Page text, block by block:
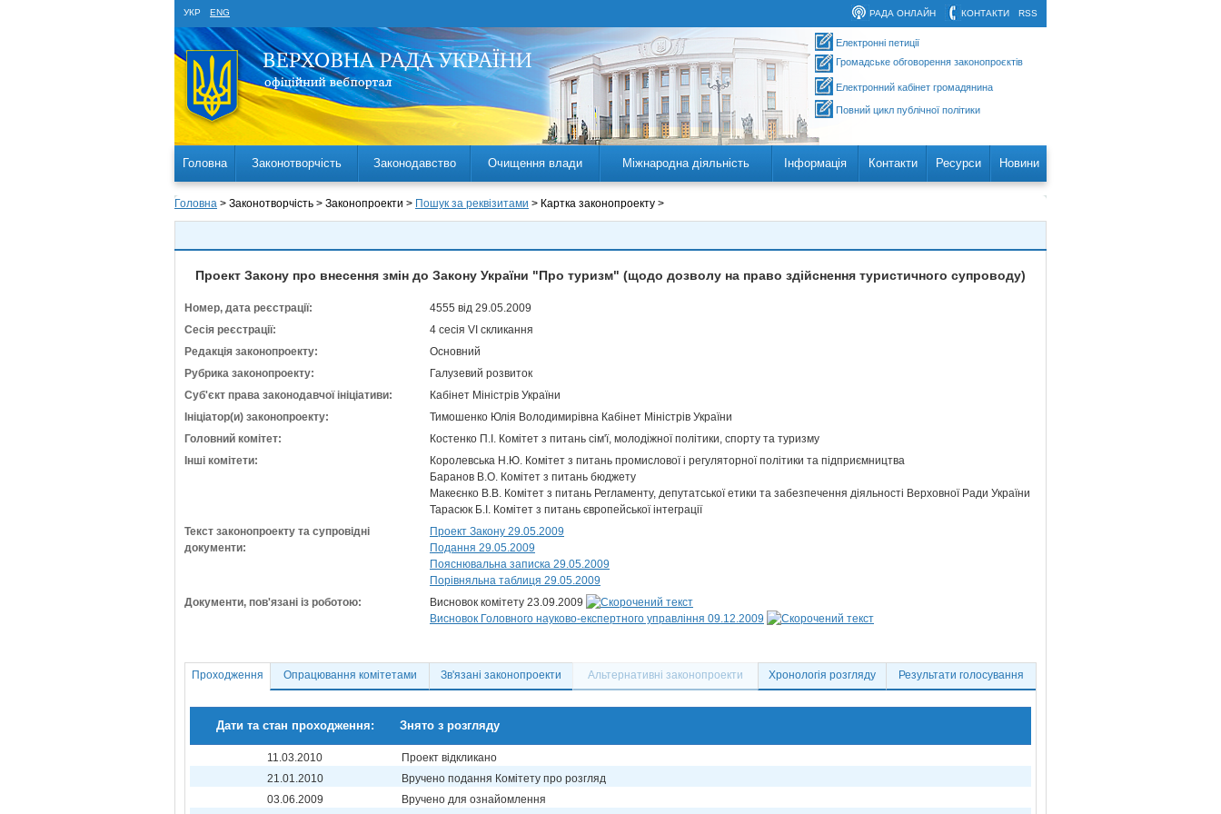
УКР ENG RSS
КОНТАКТИ
РАДА ОНЛАЙН
Електронні петиції
Громадське обговорення законопроєктів
Електронний кабінет громадянина
Повний цикл публічної політики
Головна Законотворчість Законодавство Очищення влади Міжнародна діяльність Інформація Контакти Ресурси Новини
Головна > Законотворчість > Законопроекти > Пошук за реквізитами > Картка законопроекту >
Проект Закону про внесення змін до Закону України "Про туризм" (щодо дозволу на право здійснення туристичного супроводу)
Номер, дата реєстрації:
4555 від 29.05.2009
Сесія реєстрації:
4 сесія VI скликання
Редакція законопроекту:
Основний
Рубрика законопроекту:
Галузевий розвиток
Суб'єкт права законодавчої ініціативи:
Кабінет Міністрів України
Ініціатор(и) законопроекту:
Тимошенко Юлія Володимирівна Кабінет Міністрів України
Головний комітет:
Костенко П.І. Комітет з питань сім'ї, молодіжної політики, спорту та туризму
Інші комітети:
Королевська Н.Ю. Комітет з питань промислової і регуляторної політики та підприємництва
Баранов В.О. Комітет з питань бюджету
Макеєнко В.В. Комітет з питань Регламенту, депутатської етики та забезпечення діяльності Верховної Ради України
Тарасюк Б.І. Комітет з питань європейської інтеграції
Текст законопроекту та супровідні
документи:
Проект Закону 29.05.2009
Подання 29.05.2009
Пояснювальна записка 29.05.2009
Порівняльна таблиця 29.05.2009
Документи, пов'язані із роботою:
Висновок комітету 23.09.2009
Висновок Головного науково-експертного управління 09.12.2009
Проходження Опрацювання комітетами Зв'язані законопроекти Альтернативні законопроекти Хронологія розгляду Результати голосування
Дати та стан проходження: Знято з розгляду
11.03.2010
Проект відкликано
21.01.2010
Вручено подання Комітету про розгляд
03.06.2009
Вручено для ознайомлення